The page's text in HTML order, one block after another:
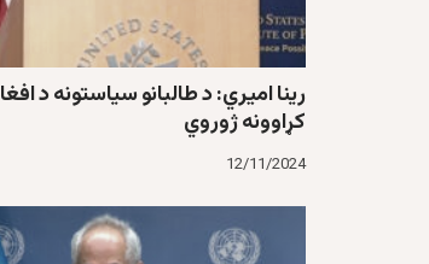
رینا امیري: د طالبانو سیاستونه د
کړاوونه ژوروي
12/11/2024